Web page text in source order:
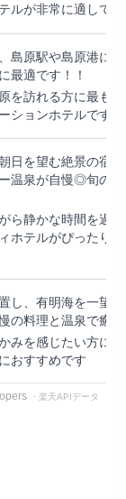
ルが非常に適して
島原駅や島原港に
最適です！！
を訪れる方に最も
ションホテルです
日を望む絶景の宿
温泉が自慢◎旬の
ら静かな時間を過
ホテルがぴったり
し、有明海を一望
の料理と温泉で癒
みを感じたい方に
おすすめです
・楽天APIデータ